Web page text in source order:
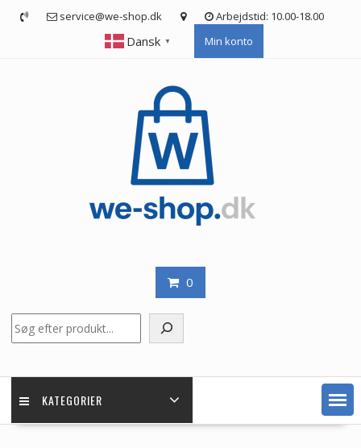
service@we-shop.dk Arbejdstid: 10.00-18.00
Dansk ▼ Min konto
0
KATEGORIER